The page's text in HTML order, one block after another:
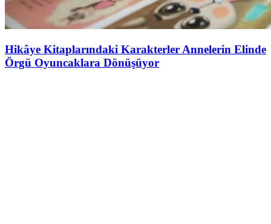
Hikâye Kitaplarındaki Karakterler Annelerin Elinde
Örgü Oyuncaklara Dönüşüyor